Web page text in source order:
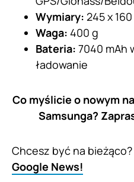
Wymiary: 245 x
Waga: 400 g
Bateria: 7040 mAh
ładowanie
Co myślicie o nowym
Samsunga?
Chcesz być na bieżąco?
Google News!